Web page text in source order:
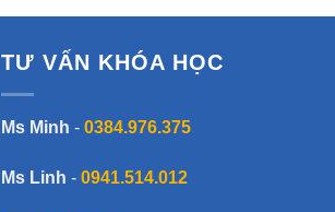
TƯ VẤN KHÓA HỌC
Ms Minh - 0384.976.375
Ms Linh - 0941.514.012